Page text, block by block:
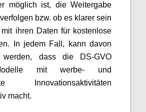
möglich ist, die Weitergabe
bzw. ob es klarer sein
ihren Daten für kostenlose
In jedem Fall, kann davon
werden, dass die DS-GVO
mit werbe- und
Innovationsaktivitäten
macht.